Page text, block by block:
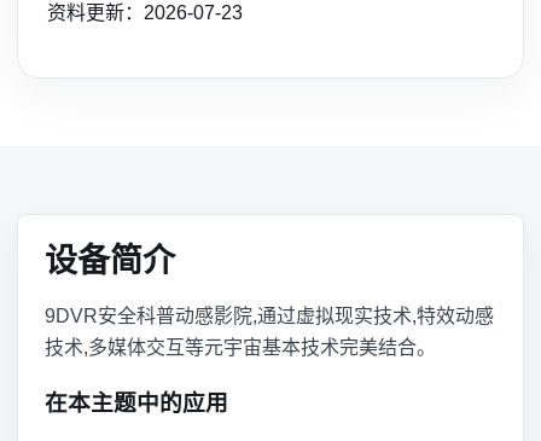
资料更新：2026-07-23
设备简介
9DVR安全科普动感影院,通过虚拟现实技术,特效动感
技术,多媒体交互等元宇宙基本技术完美结合。
在本主题中的应用